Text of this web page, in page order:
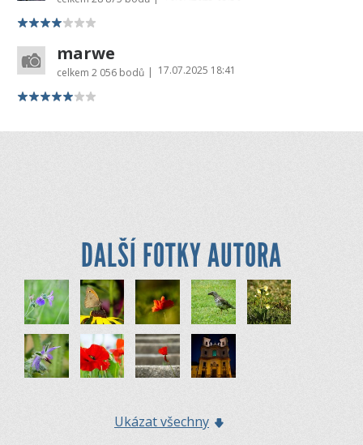
marwe
celkem 2 056 bodů | 17.07.2025 18:41
DALŠÍ FOTKY AUTORA
Ukázat všechny